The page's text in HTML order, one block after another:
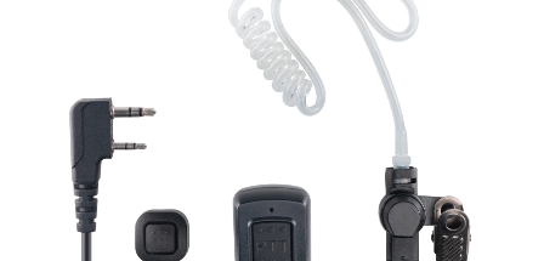
G9/G10/G11/G13/G15/G18/TT